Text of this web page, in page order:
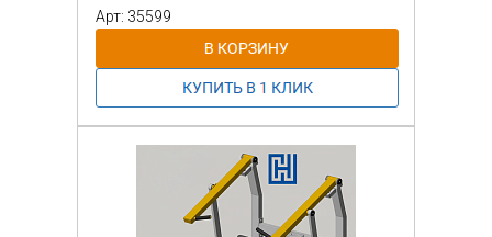
Арт: 35599